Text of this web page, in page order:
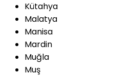
Kütahya
Malatya
Manisa
Mardin
Muğla
Muş